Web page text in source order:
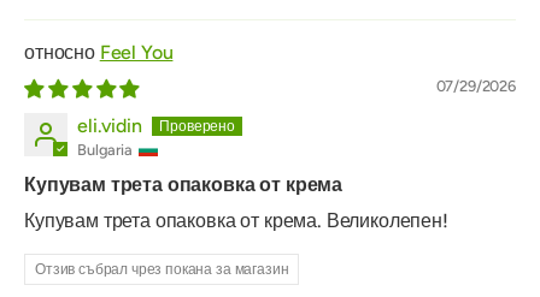
Feel You
07/29/2026
eli.vidin
Bulgaria
Купувам трета опаковка от крема
Купувам трета опаковка от крема. Великолепен!
Отзив събрал чрез покана за магазин